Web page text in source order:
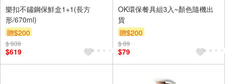
樂扣不鏽鋼保鮮盒1+1(長方
形/670ml)
贈$200
$ 939
$619
OK環保餐具組3入~顏色隨機出
貨
贈$200
$ 89
$79